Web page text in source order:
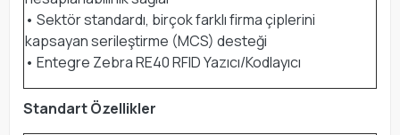
• Sektör standardı, birçok farklı firma çiplerini
kapsayan serileştirme (MCS) desteği
• Entegre Zebra RE40 RFID Yazıcı/Kodlayıcı
Standart Özellikler